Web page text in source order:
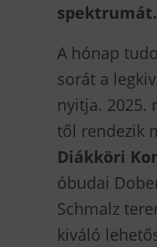
spektrumát.
A hónap
sorát a
nyitja. 2025.
től rendezik
Diákköri
óbudai
Schmalz
kiváló